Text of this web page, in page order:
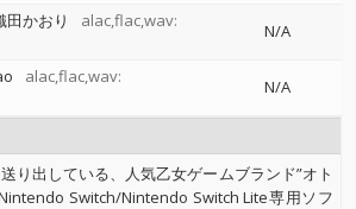
田かおり
alac,flac,wav:
N/A
alac,flac,wav:
N/A
り出している、人気乙女ゲームブランド”オト
Switch/Nintendo Switch Lite専用ソフ